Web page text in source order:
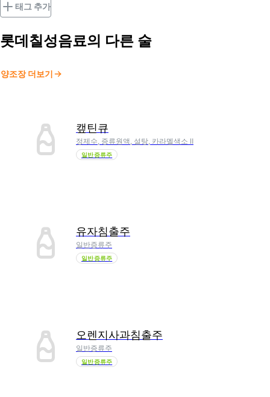
태그 추가
롯데칠성음료의 다른 술
양조장 더보기
캪틴큐
정제수, 증류원액, 설탕, 카라멜색소 Ⅱ
일반증류주
유자침출주
일반증류주
일반증류주
오렌지사과침출주
일반증류주
일반증류주